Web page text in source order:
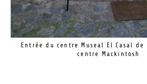
Entrée du centre Museal El Casal
centre Mackintosh